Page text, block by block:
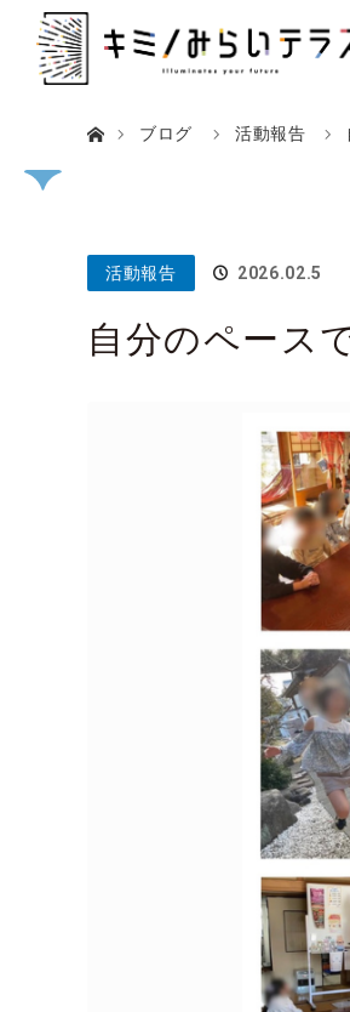
ブログ
活動報告
活動報告 2026.02.5
自分のペース